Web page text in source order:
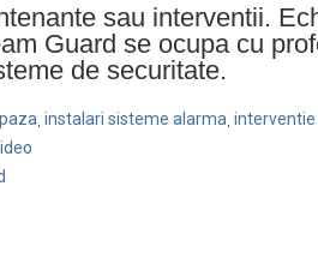
sau interventii.
Guard se ocupa cu
de securitate.
instalari sisteme alarma